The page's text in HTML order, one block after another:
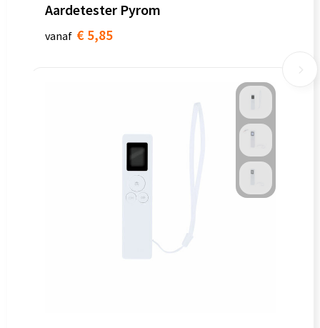
Aardetester Pyrom
vanaf € 5,85